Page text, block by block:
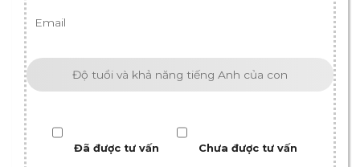
Đã được tư vấn Chưa được tư vấn